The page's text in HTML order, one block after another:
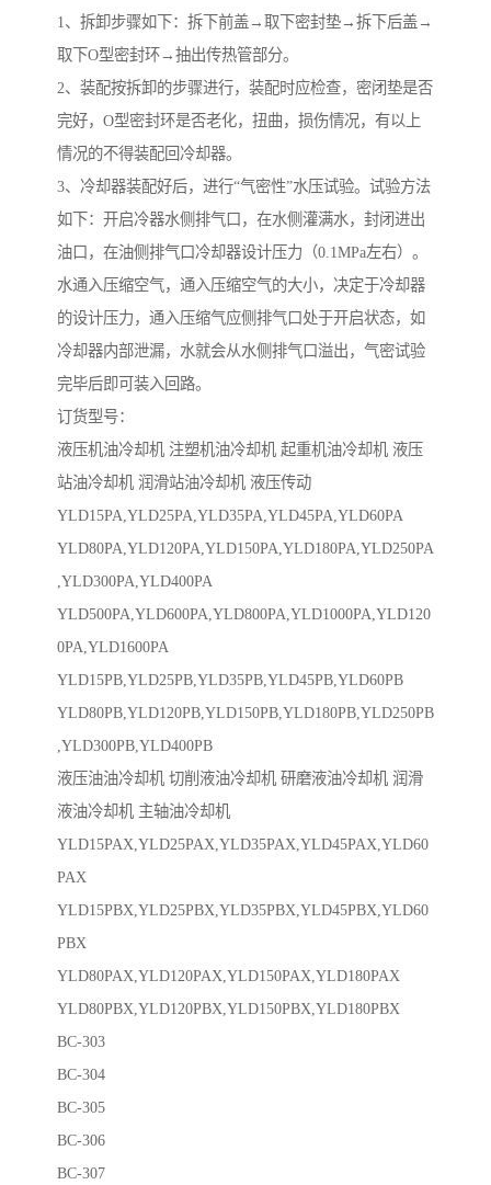
1、拆卸步骤如下：拆下前盖→取下密封垫→拆下后盖→
取下O型密封环→抽出传热管部分。
2、装配按拆卸的步骤进行，装配时应检查，密闭垫是否
完好，O型密封环是否老化，扭曲，损伤情况，有以上
情况的不得装配回冷却器。
3、冷却器装配好后，进行“气密性”水压试验。试验方法
如下：开启冷器水侧排气口，在水侧灌满水，封闭进出
油口，在油侧排气口冷却器设计压力（0.1MPa左右）。
水通入压缩空气，通入压缩空气的大小，决定于冷却器
的设计压力，通入压缩气应侧排气口处于开启状态，如
冷却器内部泄漏，水就会从水侧排气口溢出，气密试验
完毕后即可装入回路。
订货型号：
液压机油冷却机 注塑机油冷却机 起重机油冷却机 液压
站油冷却机 润滑站油冷却机 液压传动
YLD15PA,YLD25PA,YLD35PA,YLD45PA,YLD60PA
YLD80PA,YLD120PA,YLD150PA,YLD180PA,YLD250PA
,YLD300PA,YLD400PA
YLD500PA,YLD600PA,YLD800PA,YLD1000PA,YLD120
0PA,YLD1600PA
YLD15PB,YLD25PB,YLD35PB,YLD45PB,YLD60PB
YLD80PB,YLD120PB,YLD150PB,YLD180PB,YLD250PB
,YLD300PB,YLD400PB
液压油油冷却机 切削液油冷却机 研磨液油冷却机 润滑
液油冷却机 主轴油冷却机
YLD15PAX,YLD25PAX,YLD35PAX,YLD45PAX,YLD60
PAX
YLD15PBX,YLD25PBX,YLD35PBX,YLD45PBX,YLD60
PBX
YLD80PAX,YLD120PAX,YLD150PAX,YLD180PAX
YLD80PBX,YLD120PBX,YLD150PBX,YLD180PBX
BC-303
BC-304
BC-305
BC-306
BC-307